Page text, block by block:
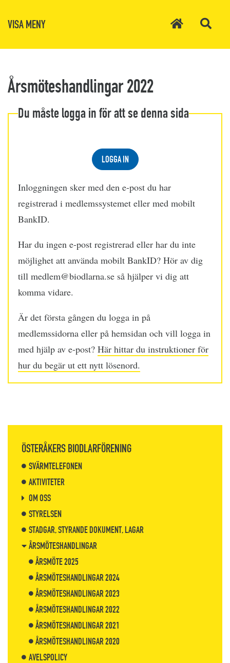
VISA MENY
Årsmöteshandlingar 2022
Du måste logga in för att se denna sida
LOGGA IN
Inloggningen sker med den e-post du har
registrerad i medlemssystemet eller med mobilt
BankID.
Har du ingen e-post registrerad eller har du inte
möjlighet att använda mobilt BankID? Hör av dig
till medlem@biodlarna.se så hjälper vi dig att
komma vidare.
Är det första gången du logga in på
medlemssidorna eller på hemsidan och vill logga in
med hjälp av e-post? Här hittar du instruktioner för
hur du begär ut ett nytt lösenord.
ÖSTERÅKERS BIODLARFÖRENING
SVÄRMTELEFONEN
AKTIVITETER
OM OSS
STYRELSEN
STADGAR, STYRANDE DOKUMENT, LAGAR
ÅRSMÖTESHANDLINGAR
ÅRSMÖTE 2025
ÅRSMÖTESHANDLINGAR 2024
ÅRSMÖTESHANDLINGAR 2023
ÅRSMÖTESHANDLINGAR 2022
ÅRSMÖTESHANDLINGAR 2021
ÅRSMÖTESHANDLINGAR 2020
AVELSPOLICY